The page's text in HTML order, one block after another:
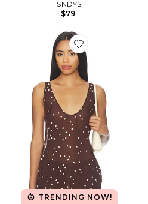
SNDYS
$79
Favorite Fleur Top
TRENDING NOW!